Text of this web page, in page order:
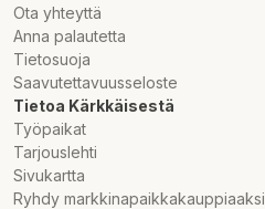
Ota yhteyttä
Anna palautetta
Tietosuoja
Saavutettavuusseloste
Tietoa Kärkkäisestä
Työpaikat
Tarjouslehti
Sivukartta
Ryhdy markkinapaikkakauppiaaksi